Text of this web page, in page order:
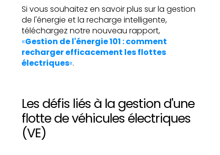
Si vous souhaitez en savoir plus sur la gestion
de l'énergie et la recharge intelligente,
téléchargez notre nouveau rapport,
«Gestion de l'énergie 101 : comment
recharger efficacement les flottes
électriques«.
Les défis liés à la gestion d'une
flotte de véhicules électriques
(VE)